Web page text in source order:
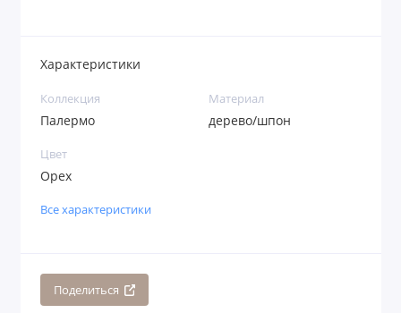
Характеристики
Коллекция
Палермо
Материал
дерево/шпон
Цвет
Орех
Все характеристики
Поделиться